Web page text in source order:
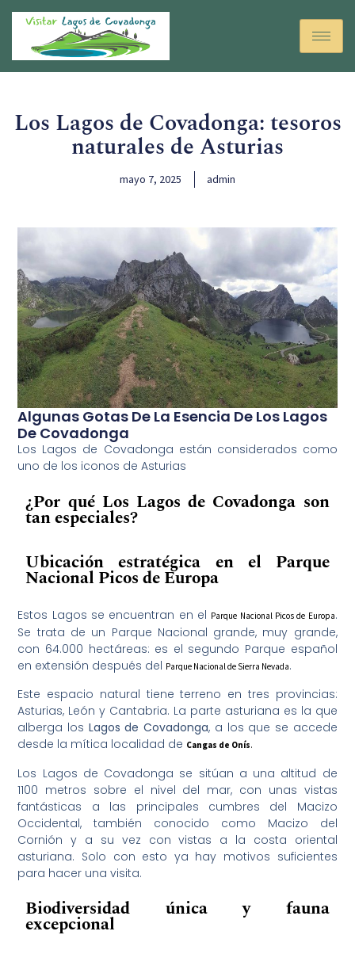
Los Lagos de Covadonga: tesoros
naturales de Asturias
mayo 7, 2025 admin
Algunas Gotas De La Esencia De Los Lagos
De Covadonga
Los Lagos de Covadonga están considerados como
uno de los iconos de Asturias
¿Por qué Los Lagos de Covadonga son
tan especiales?
Ubicación estratégica en el Parque
Nacional Picos de Europa
Estos Lagos se encuentran en el Parque Nacional Picos de Europa.
Se trata de un Parque Nacional grande, muy grande,
con 64.000 hectáreas: es el segundo Parque español
en extensión después del Parque Nacional de Sierra Nevada.
Este espacio natural tiene terreno en tres provincias:
Asturias, León y Cantabria. La parte asturiana es la que
alberga los Lagos de Covadonga, a los que se accede
desde la mítica localidad de Cangas de Onís.
Los Lagos de Covadonga se sitúan a una altitud de
1100 metros sobre el nivel del mar, con unas vistas
fantásticas a las principales cumbres del Macizo
Occidental, también conocido como Macizo del
Cornión y a su vez con vistas a la costa oriental
asturiana. Solo con esto ya hay motivos suficientes
para hacer una visita.
Biodiversidad única y fauna
excepcional